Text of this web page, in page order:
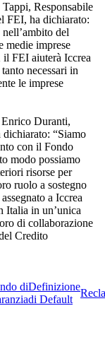
Responsabile
FEI, ha dichiarato:
del
medie imprese
FEI aiuterà Iccrea
necessari in
le imprese
Enrico Duranti,
“Siamo
con il Fondo
modo possiamo
risorse per
ruolo a sostegno
a Iccrea
Italia in un’unica
di collaborazione
Credito
diDefinizione
di Default